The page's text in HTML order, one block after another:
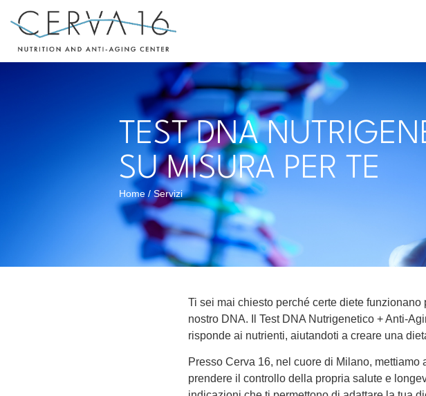
TEST DNA
SU MISURA PER TE
Home / Servizi
Ti sei mai chiesto perché certe diete
nostro DNA. Il Test DNA Nutrigenetico + Anti-
risponde ai nutrienti, aiutandoti a creare una
Presso Cerva 16, nel cuore di Milano,
prendere il controllo della propria salute e